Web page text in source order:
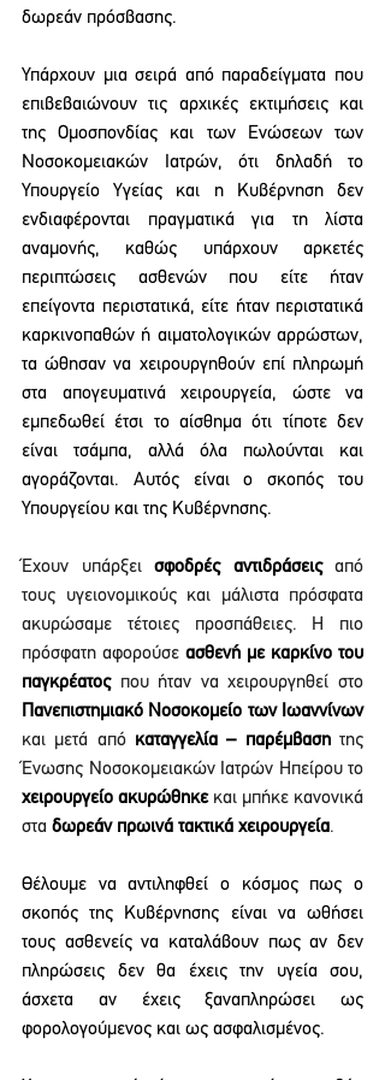
δωρεάν πρόσβασης.
Υπάρχουν μια σειρά από παραδείγματα που
επιβεβαιώνουν τις αρχικές εκτιμήσεις και
της Ομοσπονδίας και των Ενώσεων των
Νοσοκομειακών Ιατρών, ότι δηλαδή το
Υπουργείο Υγείας και η Κυβέρνηση δεν
ενδιαφέρονται πραγματικά για τη λίστα
αναμονής, καθώς υπάρχουν αρκετές
περιπτώσεις ασθενών που είτε ήταν
επείγοντα περιστατικά, είτε ήταν περιστατικά
καρκινοπαθών ή αιματολογικών αρρώστων,
τα ώθησαν να χειρουργηθούν επί πληρωμή
στα απογευματινά χειρουργεία, ώστε να
εμπεδωθεί έτσι το αίσθημα ότι τίποτε δεν
είναι τσάμπα, αλλά όλα πωλούνται και
αγοράζονται. Αυτός είναι ο σκοπός του
Υπουργείου και της Κυβέρνησης.
Έχουν υπάρξει σφοδρές αντιδράσεις από
τους υγειονομικούς και μάλιστα πρόσφατα
ακυρώσαμε τέτοιες προσπάθειες. Η πιο
πρόσφατη αφορούσε ασθενή με καρκίνο του
παγκρέατος
Πανεπιστημιακό Νοσοκομείο των Ιωαννίνων
και μετά από καταγγελία – παρέμβαση της
χειρουργείο ακυρώθηκε και μπήκε κανονικά
στα δωρεάν πρωινά τακτικά χειρουργεία.
Θέλουμε να αντιληφθεί ο κόσμος πως ο
σκοπός της Κυβέρνησης είναι να ωθήσει
τους ασθενείς να καταλάβουν πως αν δεν
πληρώσεις δεν θα έχεις την υγεία σου,
άσχετα αν έχεις ξαναπληρώσει ως
φορολογούμενος και ως ασφαλισμένος.